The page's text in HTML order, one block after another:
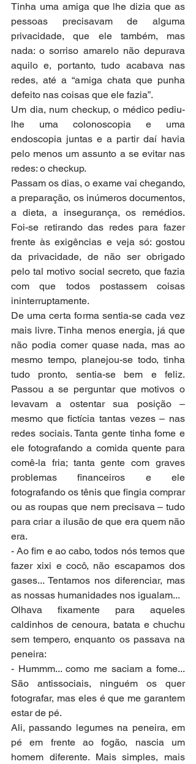
Tinha uma amiga que lhe dizia que as
pessoas precisavam de alguma
privacidade, que ele também, mas
nada: o sorriso amarelo não depurava
aquilo e, portanto, tudo acabava nas
redes, até a “amiga chata que punha
defeito nas coisas que ele fazia”.
Um dia, num checkup, o médico pediu-
lhe uma colonoscopia e uma
endoscopia juntas e a partir daí havia
pelo menos um assunto a se evitar nas
redes: o checkup.
Passam os dias, o exame vai chegando,
a preparação, os inúmeros documentos,
a dieta, a insegurança, os remédios.
Foi-se retirando das redes para fazer
frente às exigências e veja só: gostou
da privacidade, de não ser obrigado
pelo tal motivo social secreto, que fazia
com que todos postassem coisas
ininterruptamente.
De uma certa forma sentia-se cada vez
mais livre. Tinha menos energia, já que
não podia comer quase nada, mas ao
mesmo tempo, planejou-se todo, tinha
tudo pronto, sentia-se bem e feliz.
Passou a se perguntar que motivos o
levavam a ostentar sua posição –
mesmo que fictícia tantas vezes – nas
redes sociais. Tanta gente tinha fome e
ele fotografando a comida quente para
comê-la fria; tanta gente com graves
problemas financeiros e ele
fotografando os tênis que fingia comprar
ou as roupas que nem precisava – tudo
para criar a ilusão de que era quem não
era.
- Ao fim e ao cabo, todos nós temos que
fazer xixi e cocô, não escapamos dos
gases... Tentamos nos diferenciar, mas
as nossas humanidades nos igualam...
Olhava fixamente para aqueles
caldinhos de cenoura, batata e chuchu
sem tempero, enquanto os passava na
peneira:
- Hummm... como me saciam a fome...
São antissociais, ninguém os quer
fotografar, mas eles é que me garantem
estar de pé.
Ali, passando legumes na peneira, em
pé em frente ao fogão, nascia um
homem diferente. Mais simples, mais